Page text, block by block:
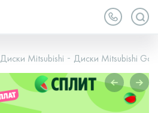
Диски Mitsubishi Диски Mitsubishi